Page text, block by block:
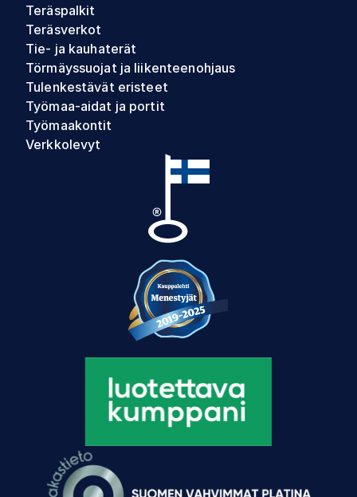
Teräspalkit
Teräsverkot
Tie- ja kauhaterät
Törmäyssuojat ja liikenteenohjaus
Tulenkestävät eristeet
Työmaa-aidat ja portit
Työmaakontit
Verkkolevyt